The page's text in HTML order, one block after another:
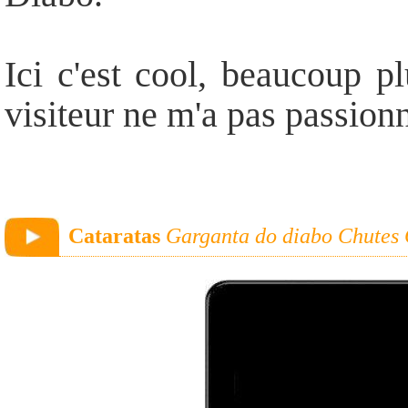
Ici c'est cool, beaucoup
visiteur ne m'a pas
Cataratas Garganta do diabo Chutes